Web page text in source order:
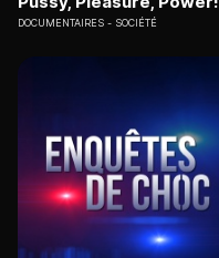
DOCUMENTAIRES SOCIÉTÉ